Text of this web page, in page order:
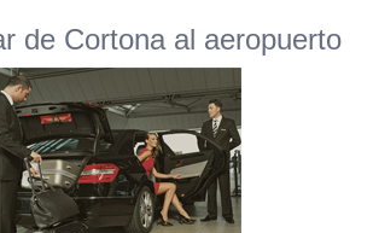
de Cortona al aeropuerto